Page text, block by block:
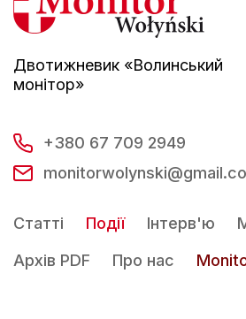
Двотижневик «Волинський
монітор»
+380 67 709 2949
Статті Події Інтерв'ю
Архів PDF
Про нас